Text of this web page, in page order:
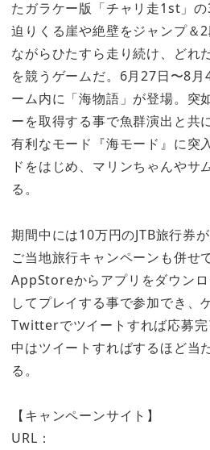
たガラケー版「チャリ走1st」
迫りくる崖や絶壁をジャンプ＆
ながらひたすら走り続け、どれ
を競うゲームだ。6月27日〜8
ーム内に「海物語」が登場。突
ーを取得する事で魚群演出と共
有利なモード『海モード』に突
ドをはじめ、マリンちゃんやサ
る。
期間中には10万円のJTB旅行券
ご当地旅行キャンペーンも併
AppStoreからアプリをダウン
してプレイする事で参加でき、
Twitterでツイートすれば応募
中はツイートすればするほど当
る。
【キャンペーンサイト】
URL：